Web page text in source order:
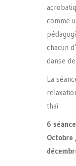
comme
chacun
danse
La
thaï
6
Octobre